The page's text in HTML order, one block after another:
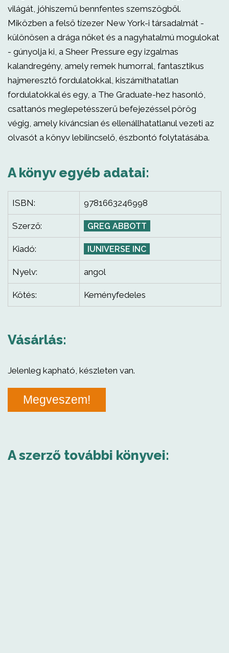
világát, jóhiszemű bennfentes szemszögből.
Miközben a felső tízezer New York-i társadalmát -
különösen a drága nőket és a nagyhatalmú mogulokat
- gúnyolja ki, a Sheer Pressure egy izgalmas
kalandregény, amely remek humorral, fantasztikus
hajmeresztő fordulatokkal, kiszámíthatatlan
fordulatokkal és egy, a The Graduate-hez hasonló,
csattanós meglepetésszerű befejezéssel pörög
végig, amely kíváncsian és ellenállhatatlanul vezeti az
olvasót a könyv lebilincselő, észbontó folytatásába.
A könyv egyéb adatai:
ISBN: 9781663246998
Szerző: GREG ABBOTT
Kiadó: IUNIVERSE INC
Nyelv: angol
Kötés: Keményfedeles
Vásárlás:
Jelenleg kapható, készleten van.
Megveszem!
A szerző további könyvei: